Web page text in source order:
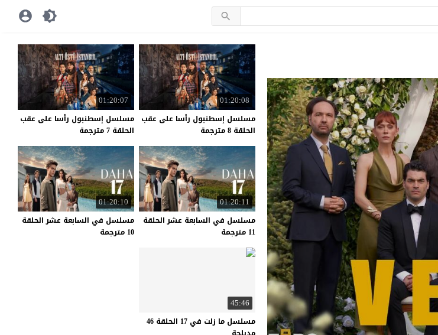
01:20:08
مسلسل إسطنبول رأسا على عقب
الحلقة 8 مترجمة
01:20:07
مسلسل إسطنبول رأسا على عقب
الحلقة 7 مترجمة
01:20:11
مسلسل في السابعة عشر الحلقة
11 مترجمة
01:20:10
مسلسل في السابعة عشر الحلقة
10 مترجمة
45:46
مسلسل ما زلت في 17 الحلقة 46